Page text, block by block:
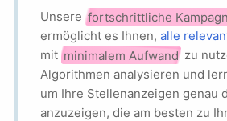
Unsere fortschrittliche
ermöglicht es Ihnen, alle
mit minimalem Aufwand zu
Algorithmen analysieren und
um Ihre Stellenanzeigen genau
anzuzeigen, die am besten zu